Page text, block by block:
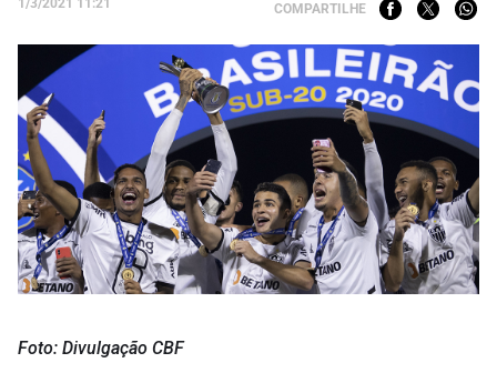
1/3/2021 11:21 COMPARTILHE
Foto: Divulgação CBF